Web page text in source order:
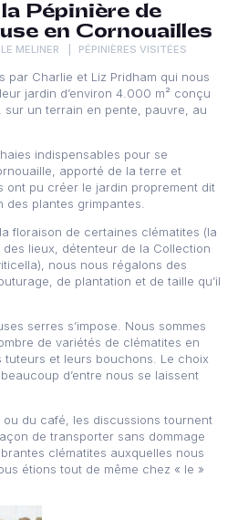
Pépinière de
en Cornouailles
MELINER PÉPINIÈRES VISITÉES
par Charlie et Liz Pridham qui nous
jardin d’environ 4.000 m² conçu
un terrain en pente, pauvre, au
indispensables pour se
apporté de la terre et
ont pu créer le jardin proprement dit
plantes grimpantes.
floraison de certaines clématites (la
lieux, détenteur de la Collection
nous nous régalons des
de plantation et de taille qu’il
serres s’impose. Nous sommes
de variétés de clématites en
tuteurs et leurs bouchons. Le choix
d’entre nous se laissent
du café, les discussions tournent
de transporter sans dommage
clématites auxquelles nous
étions tout de même chez « le »